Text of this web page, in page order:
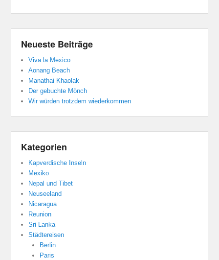
Neueste Beiträge
Viva la Mexico
Aonang Beach
Manathai Khaolak
Der gebuchte Mönch
Wir würden trotzdem wiederkommen
Kategorien
Kapverdische Inseln
Mexiko
Nepal und Tibet
Neuseeland
Nicaragua
Reunion
Sri Lanka
Städtereisen
Berlin
Paris